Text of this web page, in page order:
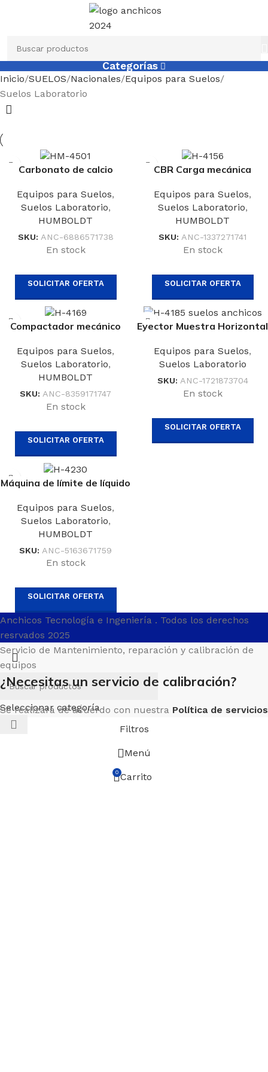
Categorías
Inicio SUELOS Nacionales Equipos para Suelos
Suelos Laboratorio
Carbonato de calcio
Equipos para Suelos,
Suelos Laboratorio,
HUMBOLDT
SKU: ANC-6886571738
En stock
SOLICITAR OFERTA
CBR Carga mecánica
Equipos para Suelos,
Suelos Laboratorio,
HUMBOLDT
SKU: ANC-1337271741
En stock
SOLICITAR OFERTA
Compactador mecánico
Equipos para Suelos,
Suelos Laboratorio,
HUMBOLDT
SKU: ANC-8359171747
En stock
SOLICITAR OFERTA
Eyector Muestra Horizontal
Equipos para Suelos,
Suelos Laboratorio
SKU: ANC-1721873704
En stock
SOLICITAR OFERTA
Máquina de límite de líquido
Equipos para Suelos,
Suelos Laboratorio,
HUMBOLDT
SKU: ANC-5163671759
En stock
SOLICITAR OFERTA
Anchicos Tecnología e Ingeniería . Todos los derechos
resrvados 2025
Seleccionar categoría
Servicio de Mantenimiento, reparación y calibración de
equipos
¿Necesitas un servicio de calibración?
Se realizará de acuerdo con nuestra Política de servicios
Filtros
Menú
0 Carrito